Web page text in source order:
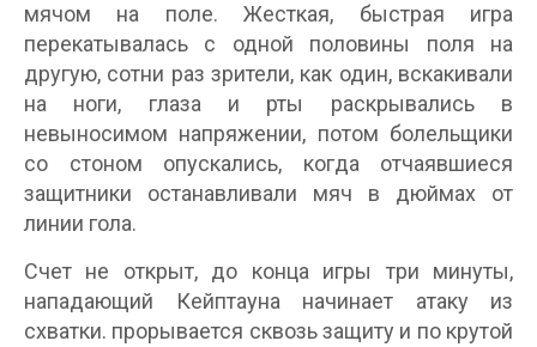
мячом на поле. Жесткая, быстрая игра
перекатывалась с одной половины поля на
другую, сотни раз зрители, как один, вскакивали
на ноги, глаза и рты раскрывались в
невыносимом напряжении, потом болельщики
со стоном опускались, когда отчаявшиеся
защитники останавливали мяч в дюймах от
линии гола.
Счет не открыт, до конца игры три минуты,
нападающий Кейптауна начинает атаку из
схватки. прорывается сквозь защиту и по крутой